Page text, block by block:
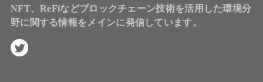
NFT、ReFiなどブロックチェーン技術を活用した環境分
野に関する情報をメインに発信しています。